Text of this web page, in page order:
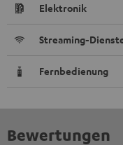
Elektronik
Streaming-
Fernbedienung
Bewertungen